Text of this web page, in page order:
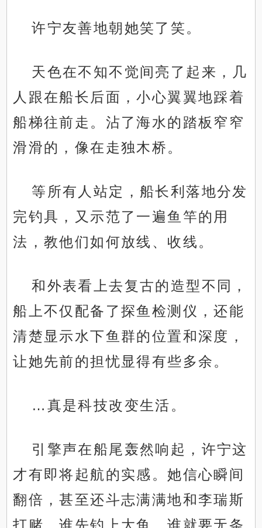
许宁友善地朝她笑了笑。
天色在不知不觉间亮了起来，几
人跟在船长后面，小心翼翼地踩着
船梯往前走。沾了海水的踏板窄窄
滑滑的，像在走独木桥。
等所有人站定，船长利落地分发
完钓具，又示范了一遍鱼竿的用
法，教他们如何放线、收线。
和外表看上去复古的造型不同，
船上不仅配备了探鱼检测仪，还能
清楚显示水下鱼群的位置和深度，
让她先前的担忧显得有些多余。
…真是科技改变生活。
引擎声在船尾轰然响起，许宁这
才有即将起航的实感。她信心瞬间
翻倍，甚至还斗志满满地和李瑞斯
打赌，谁先钓上大鱼，谁就要无条